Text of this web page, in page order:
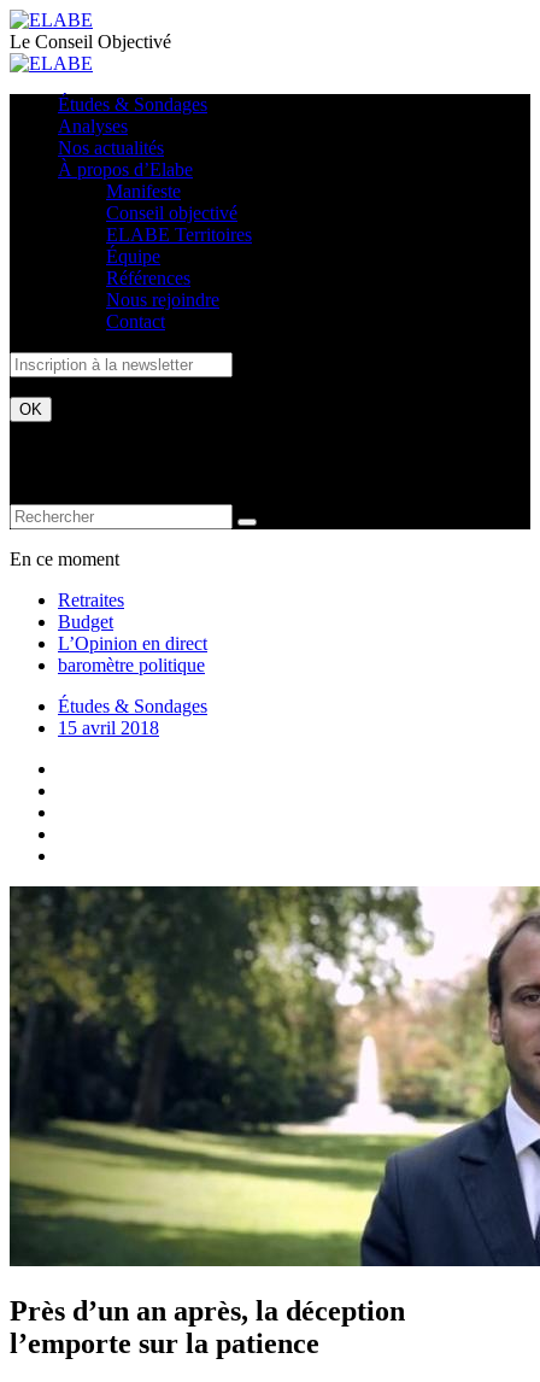
Le Conseil Objectivé
Études & Sondages
Analyses
Nos actualités
À propos d’Elabe
Manifeste
Conseil objectivé
ELABE Territoires
Équipe
Références
Nous rejoindre
Contact
En ce moment
Retraites
Budget
L’Opinion en direct
baromètre politique
Études & Sondages
15 avril 2018
Près d’un an après, la déception
l’emporte sur la patience